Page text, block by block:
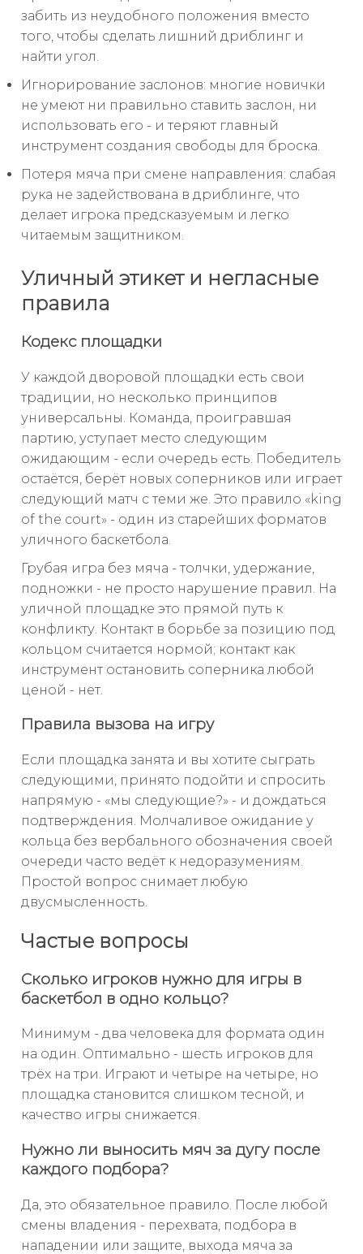
забить из неудобного положения вместо
того, чтобы сделать лишний дриблинг и
найти угол.
Игнорирование заслонов: многие новички
не умеют ни правильно ставить заслон, ни
использовать его - и теряют главный
инструмент создания свободы для броска.
Потеря мяча при смене направления: слабая
рука не задействована в дриблинге, что
делает игрока предсказуемым и легко
читаемым защитником.
Уличный этикет и негласные
правила
Кодекс площадки
У каждой дворовой площадки есть свои
традиции, но несколько принципов
универсальны. Команда, проигравшая
партию, уступает место следующим
ожидающим - если очередь есть. Победитель
остаётся, берёт новых соперников или играет
следующий матч с теми же. Это правило «king
of the court» - один из старейших форматов
уличного баскетбола.
Грубая игра без мяча - толчки, удержание,
подножки - не просто нарушение правил. На
уличной площадке это прямой путь к
конфликту. Контакт в борьбе за позицию под
кольцом считается нормой; контакт как
инструмент остановить соперника любой
ценой - нет.
Правила вызова на игру
Если площадка занята и вы хотите сыграть
следующими, принято подойти и спросить
напрямую - «мы следующие?» - и дождаться
подтверждения. Молчаливое ожидание у
кольца без вербального обозначения своей
очереди часто ведёт к недоразумениям.
Простой вопрос снимает любую
двусмысленность.
Частые вопросы
Сколько игроков нужно для игры в
баскетбол в одно кольцо?
Минимум - два человека для формата один
на один. Оптимально - шесть игроков для
трёх на три. Играют и четыре на четыре, но
площадка становится слишком тесной, и
качество игры снижается.
Нужно ли выносить мяч за дугу после
каждого подбора?
Да, это обязательное правило. После любой
смены владения - перехвата, подбора в
нападении или защите, выхода мяча за